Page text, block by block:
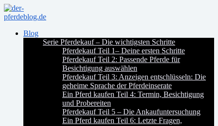
Blog
Serie Pferdekauf – Die wichtigsten Schritte
Pferdekauf Teil 1– Deine ersten Schritte
Pferdekauf Teil 2: Passende Pferde für
Besichtigung auswählen
Pferdekauf Teil 3: Anzeigen entschlüsseln: Die
geheime Sprache der Pferdeinserate
Ein Pferd kaufen Teil 4: Termin, Besichtigung
und Probereiten
Pferdekauf Teil 5 – Die Ankaufuntersuchung
Ein Pferd kaufen Teil 6: Letzte Fragen,